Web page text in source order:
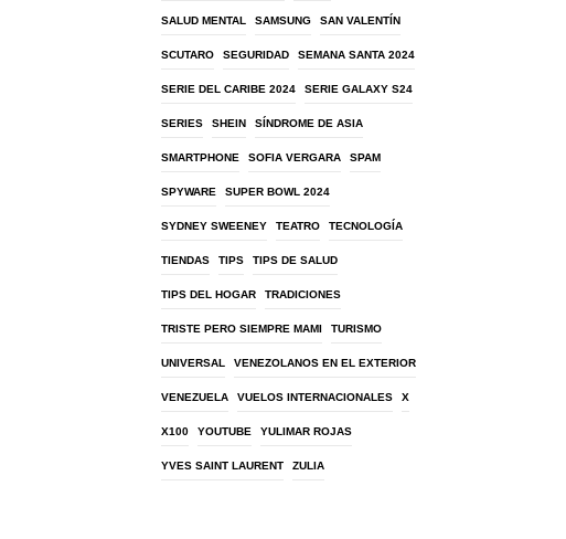
SALUD MENTAL SAMSUNG SAN VALENTÍN
SCUTARO SEGURIDAD SEMANA SANTA 2024
SERIE DEL CARIBE 2024 SERIE GALAXY S24
SERIES SHEIN SÍNDROME DE ASIA
SMARTPHONE SOFIA VERGARA SPAM
SPYWARE SUPER BOWL 2024
SYDNEY SWEENEY TEATRO TECNOLOGÍA
TIENDAS TIPS TIPS DE SALUD
TIPS DEL HOGAR TRADICIONES
TRISTE PERO SIEMPRE MAMI TURISMO
UNIVERSAL VENEZOLANOS EN EL EXTERIOR
VENEZUELA VUELOS INTERNACIONALES X
X100 YOUTUBE YULIMAR ROJAS
YVES SAINT LAURENT ZULIA